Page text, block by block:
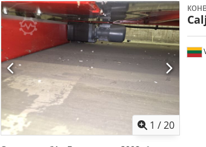
1 /20